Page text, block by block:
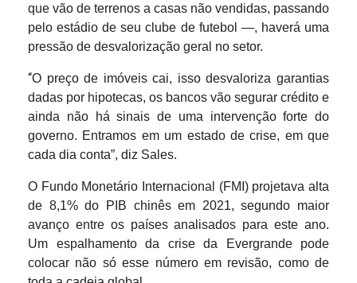
que vão de terrenos a casas não vendidas, passando
pelo estádio de seu clube de futebol —, haverá uma
pressão de desvalorização geral no setor.
“O preço de imóveis cai, isso desvaloriza garantias
dadas por hipotecas, os bancos vão segurar crédito e
ainda não há sinais de uma intervenção forte do
governo. Entramos em um estado de crise, em que
cada dia conta”, diz Sales.
O Fundo Monetário Internacional (FMI) projetava alta
de 8,1% do PIB chinês em 2021, segundo maior
avanço entre os países analisados para este ano.
Um espalhamento da crise da Evergrande pode
colocar não só esse número em revisão, como de